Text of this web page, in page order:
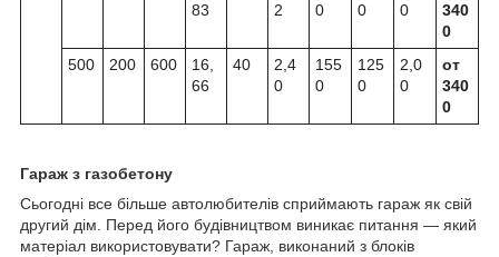
83
2
0
0
0
340
0
500
200 600
16,
66
40
2,4
0
155
0
125
0
2,0
0
от
340
0
Гараж з газобетону
Сьогодні все більше автолюбителів сприймають гараж як свій
другий дім. Перед його будівництвом виникає питання — який
матеріал використовувати? Гараж, виконаний з блоків